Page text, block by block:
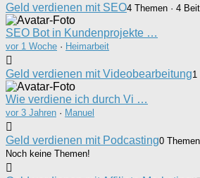
Geld verdienen mit SEO4 Themen · 4
SEO Bot in Kundenprojekte …
vor 1 Woche · Heimarbeit
Geld verdienen mit Videobearbeitung1
Wie verdiene ich durch Vi …
vor 3 Jahren · Manuel
Geld verdienen mit Podcasting0
Noch keine Themen!